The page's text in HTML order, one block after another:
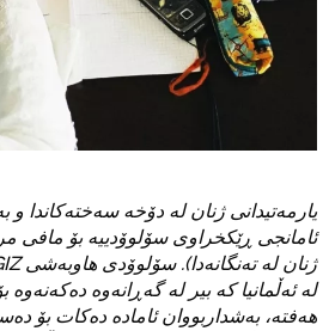
یارمەتیدانی ژنان لە دۆخە سەختەکاندا و
ئامانجی ڕێکخراوی سۆلوۆدییە بۆ
لە ئەڵمانیا کە بیر لە گەڕانەوە دەکەنەوە
هەفتە، بەشداربووان ئامادە دەکات بۆ